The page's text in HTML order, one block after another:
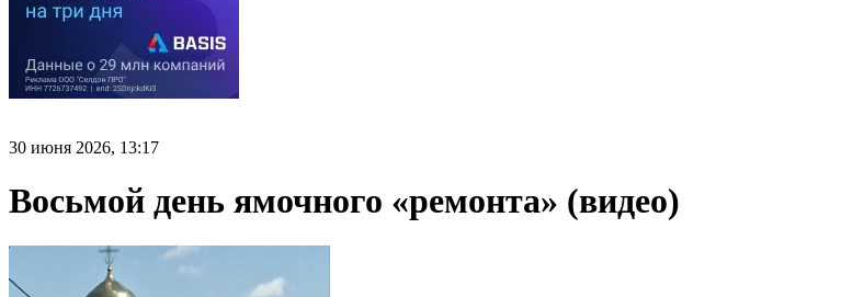
30 июня 2026, 13:17
Восьмой день ямочного «ремонта» (видео)